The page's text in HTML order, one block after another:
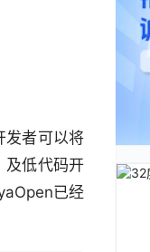
发者可以将
及低代码开
已经